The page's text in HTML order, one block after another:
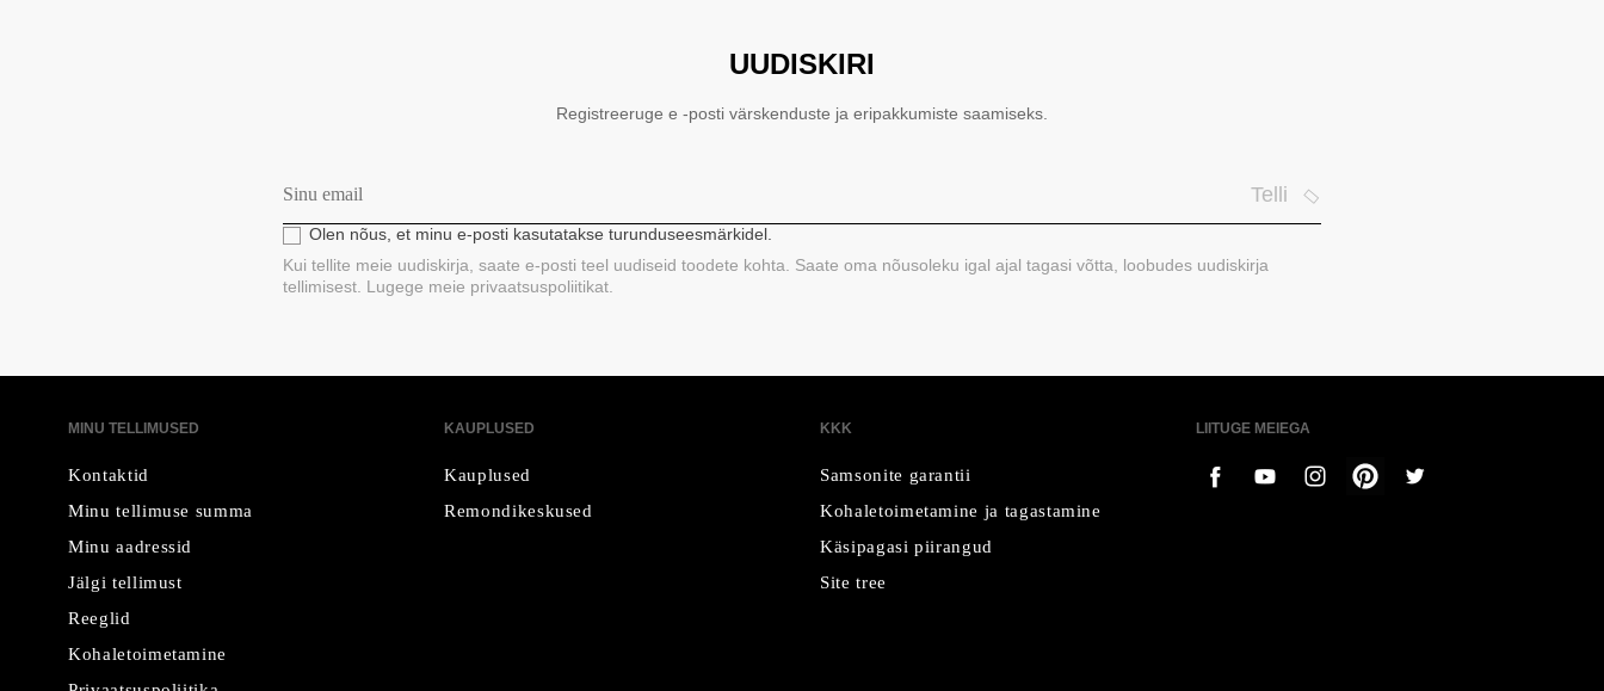
UUDISKIRI
Registreeruge e -posti värskenduste ja eripakkumiste saamiseks.
Telli
Olen nõus, et minu e-posti kasutatakse turunduseesmärkidel.
Kui tellite meie uudiskirja, saate e-posti teel uudiseid toodete kohta. Saate oma nõusoleku igal ajal tagasi võtta, loobudes uudiskirja
tellimisest. Lugege meie privaatsuspoliitikat.
MINU TELLIMUSED
Kontaktid
Minu tellimuse summa
Minu aadressid
Jälgi tellimust
Reeglid
Kohaletoimetamine
KAUPLUSED
Kauplused
Remondikeskused
KKK
Samsonite garantii
Kohaletoimetamine ja tagastamine
Käsipagasi piirangud
Site tree
LIITUGE MEIEGA